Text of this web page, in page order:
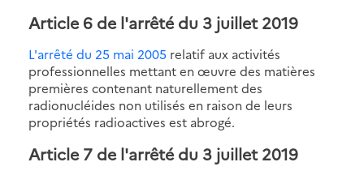
Article 6 de l'arrêté du 3 juillet 2019
L'arrêté du 25 mai 2005 relatif aux activités
professionnelles mettant en œuvre des matières
premières contenant naturellement des
radionucléides non utilisés en raison de leurs
propriétés radioactives est abrogé.
Article 7 de l'arrêté du 3 juillet 2019